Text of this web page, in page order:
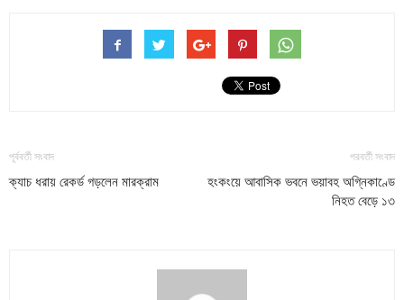
পূর্ববর্তী সংবাদ
ক্যাচ ধরায় রেকর্ড গড়লেন মারক্রাম
পরবর্তী সংবাদ
হংকংয়ে আবাসিক ভবনে ভয়াবহ অগ্নিকাণ্ডে
নিহত বেড়ে ১৩